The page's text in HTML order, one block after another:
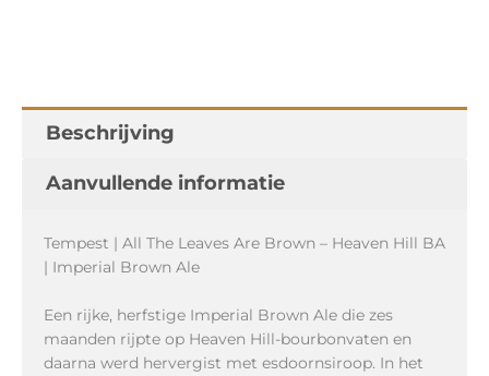
Beschrijving
Aanvullende informatie
Tempest | All The Leaves Are Brown – Heaven Hill BA
| Imperial Brown Ale
Een rijke, herfstige Imperial Brown Ale die zes
maanden rijpte op Heaven Hill-bourbonvaten en
daarna werd hervergist met esdoornsiroop. In het